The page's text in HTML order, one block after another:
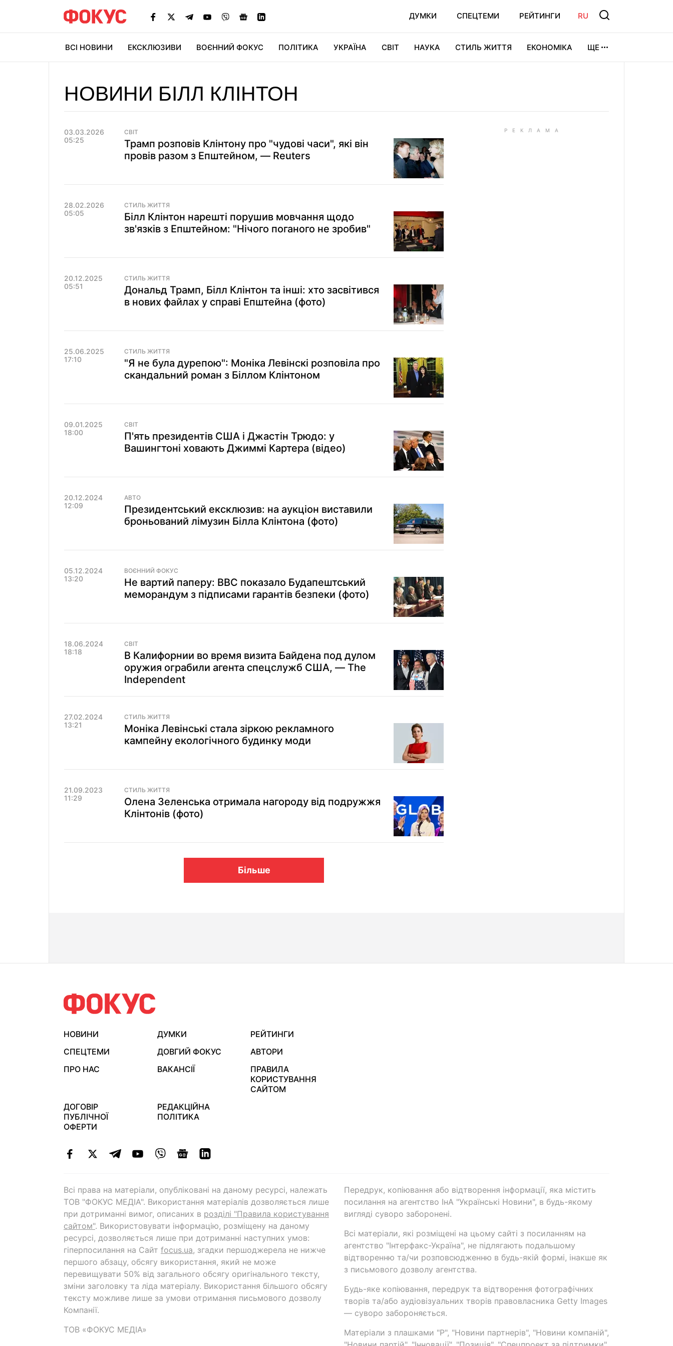
ДУМКИ СПЕЦТЕМИ РЕЙТИНГИ RU
ВСІ НОВИНИ ЕКСКЛЮЗИВИ ВОЄННИЙ ФОКУС ПОЛІТИКА УКРАЇНА СВІТ НАУКА СТИЛЬ ЖИТТЯ ЕКОНОМІКА ЩЕ
НОВИНИ БІЛЛ КЛІНТОН
03.03.2026
05:25
СВІТ
Трамп розповів Клінтону про "чудові часи", які він
провів разом з Епштейном, — Reuters
28.02.2026
05:05
СТИЛЬ ЖИТТЯ
Білл Клінтон нарешті порушив мовчання щодо
зв'язків з Епштейном: "Нічого поганого не зробив"
20.12.2025
05:51
СТИЛЬ ЖИТТЯ
Дональд Трамп, Білл Клінтон та інші: хто засвітився
в нових файлах у справі Епштейна (фото)
25.06.2025
17:10
СТИЛЬ ЖИТТЯ
"Я не була дурепою": Моніка Левінскі розповіла про
скандальний роман з Біллом Клінтоном
09.01.2025
18:00
СВІТ
П'ять президентів США і Джастін Трюдо: у
Вашингтоні ховають Джиммі Картера (відео)
20.12.2024
12:09
АВТО
Президентський ексклюзив: на аукціон виставили
броньований лімузин Білла Клінтона (фото)
05.12.2024
13:20
ВОЄННИЙ ФОКУС
Не вартий паперу: BBC показало Будапештський
меморандум з підписами гарантів безпеки (фото)
18.06.2024
18:18
СВІТ
В Калифорнии во время визита Байдена под дулом
оружия ограбили агента спецслужб США, — The
Independent
27.02.2024
13:21
СТИЛЬ ЖИТТЯ
Моніка Левінські стала зіркою рекламного
кампейну екологічного будинку моди
21.09.2023
11:29
СТИЛЬ ЖИТТЯ
Олена Зеленська отримала нагороду від подружжя
Клінтонів (фото)
Більше
НОВИНИ ДУМКИ
РЕЙТИНГИ
СПЕЦТЕМИ
ДОВГИЙ ФОКУС
АВТОРИ
ПРО НАС
ВАКАНСІЇ
ПРАВИЛА
КОРИСТУВАННЯ
САЙТОМ
ДОГОВІР
ПУБЛІЧНОЇ
ОФЕРТИ
РЕДАКЦІЙНА
ПОЛІТИКА
Всі права на матеріали, опубліковані на даному ресурсі, належать
ТОВ "ФОКУС МЕДІА". Використання матеріалів дозволяється лише
при дотриманні вимог, описаних в розділі "Правила користування
сайтом". Використовувати інформацію, розміщену на даному
ресурсі, дозволяється лише при дотриманні наступних умов:
гіперпосилання на Cайт focus.ua, згадки першоджерела не нижче
першого абзацу, обсягу використання, який не може
перевищувати 50% від загального обсягу оригінального тексту,
зміни заголовку та ліда матеріалу. Використання більшого обсягу
тексту можливе лише за умови отримання письмового дозволу
Компанії.
ТОВ «ФОКУС МЕДІА»
Передрук, копіювання або відтворення інформації, яка містить
посилання на агентство ІнА "Українські Новини", в будь-якому
вигляді суворо заборонені.
Всі матеріали, які розміщені на цьому сайті з посиланням на
агентство "Інтерфакс-Україна", не підлягають подальшому
відтворенню та/чи розповсюдженню в будь-якій формі, інакше як
з письмового дозволу агентства.
Будь-яке копіювання, передрук та відтворення фотографічних
творів та/або аудіовізуальних творів правовласника Getty Images
— суворо забороняється.
Матеріали з плашками "Р", "Новини партнерів", "Новини компаній",